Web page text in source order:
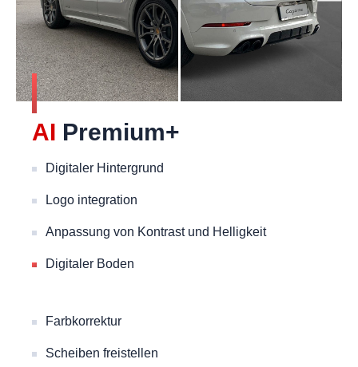
AI Premium+
Digitaler Hintergrund
Logo integration
Anpassung von Kontrast und Helligkeit
Digitaler Boden
Farbkorrektur
Scheiben freistellen